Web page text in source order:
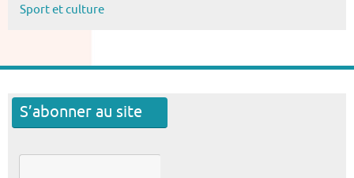
Sport et culture
S’abonner au site